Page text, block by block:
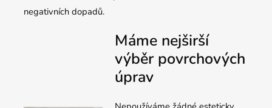
negativních dopadů.
Máme nejširší
výběr povrchových
úprav